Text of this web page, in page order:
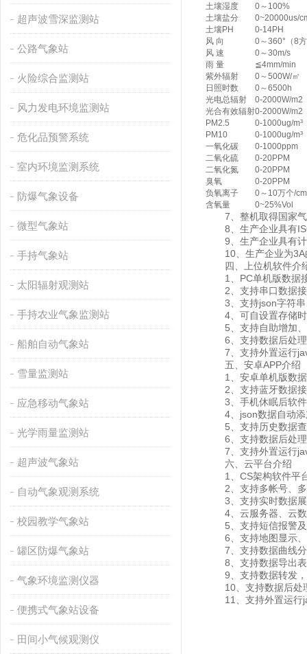
超声波雪深监测站
公路气象站
火险综合监测站
风力发电环境监测站
危化品预警系统
室内环境监测系统
防爆气象设备
微型气象站
手持气象站
太阳辐射观测站
手持农业气象监测站
船舶自动气象站
雪量监测站
应急移动气象站
光学雨量监测站
超声波气象站
自动气象观测系统
校园教学气象站
罐区防爆气象站
气象环境监测仪器
便携式气象站设备
田间小气候观测仪
土壤湿度
0～100%
土壤盐分
0~20000us/
土壤PH
0-14PH
风 向
0～360°（8
风 速
0～30m/s
雨 量
≦4mm/min
紫外辐射
0～500W/㎡
日照时数
0～6500h
光电总辐射
0-2000W/m2
光合有效辐射0-2000W/m2
PM2.5
0-1000ug/m³
PM10
0-1000ug/m³
一氧化碳
0-1000ppm
二氧化硫
0-20PPM
二氧化氮
0-20PPM
臭氧
0-20PPM
负氧离子
0～10万个/
含氧量
0~25%Vol
7、整机取得国家气
8、生产企业具有
9、生产企业具有计
10、生产企业为3A
四、上位机软件介
1、PC单机版数据接
2、支持串口数据接
3、支持json字符串
4、可自设置存储时
5、支持自助增加、
6、支持数据后处理
7、支持外置运行
五、安卓APP介绍
1、安卓单机版数据
2、支持蓝牙数据
3、手机休眠后软件
4、json数据自动添
5、支持历史数据查
6、支持数据后处理
7、支持外置运行
六、云平台介绍
1、CS架构软件平台
2、支持多帐号、多
3、支持实时数据展
4、云服务器、云数
5、支持短信报警及
6、支持地图显示、
7、支持数据曲线
8、支持数据导出表
9、支持数据转发，
10、支持数据后处
11、支持外置运行